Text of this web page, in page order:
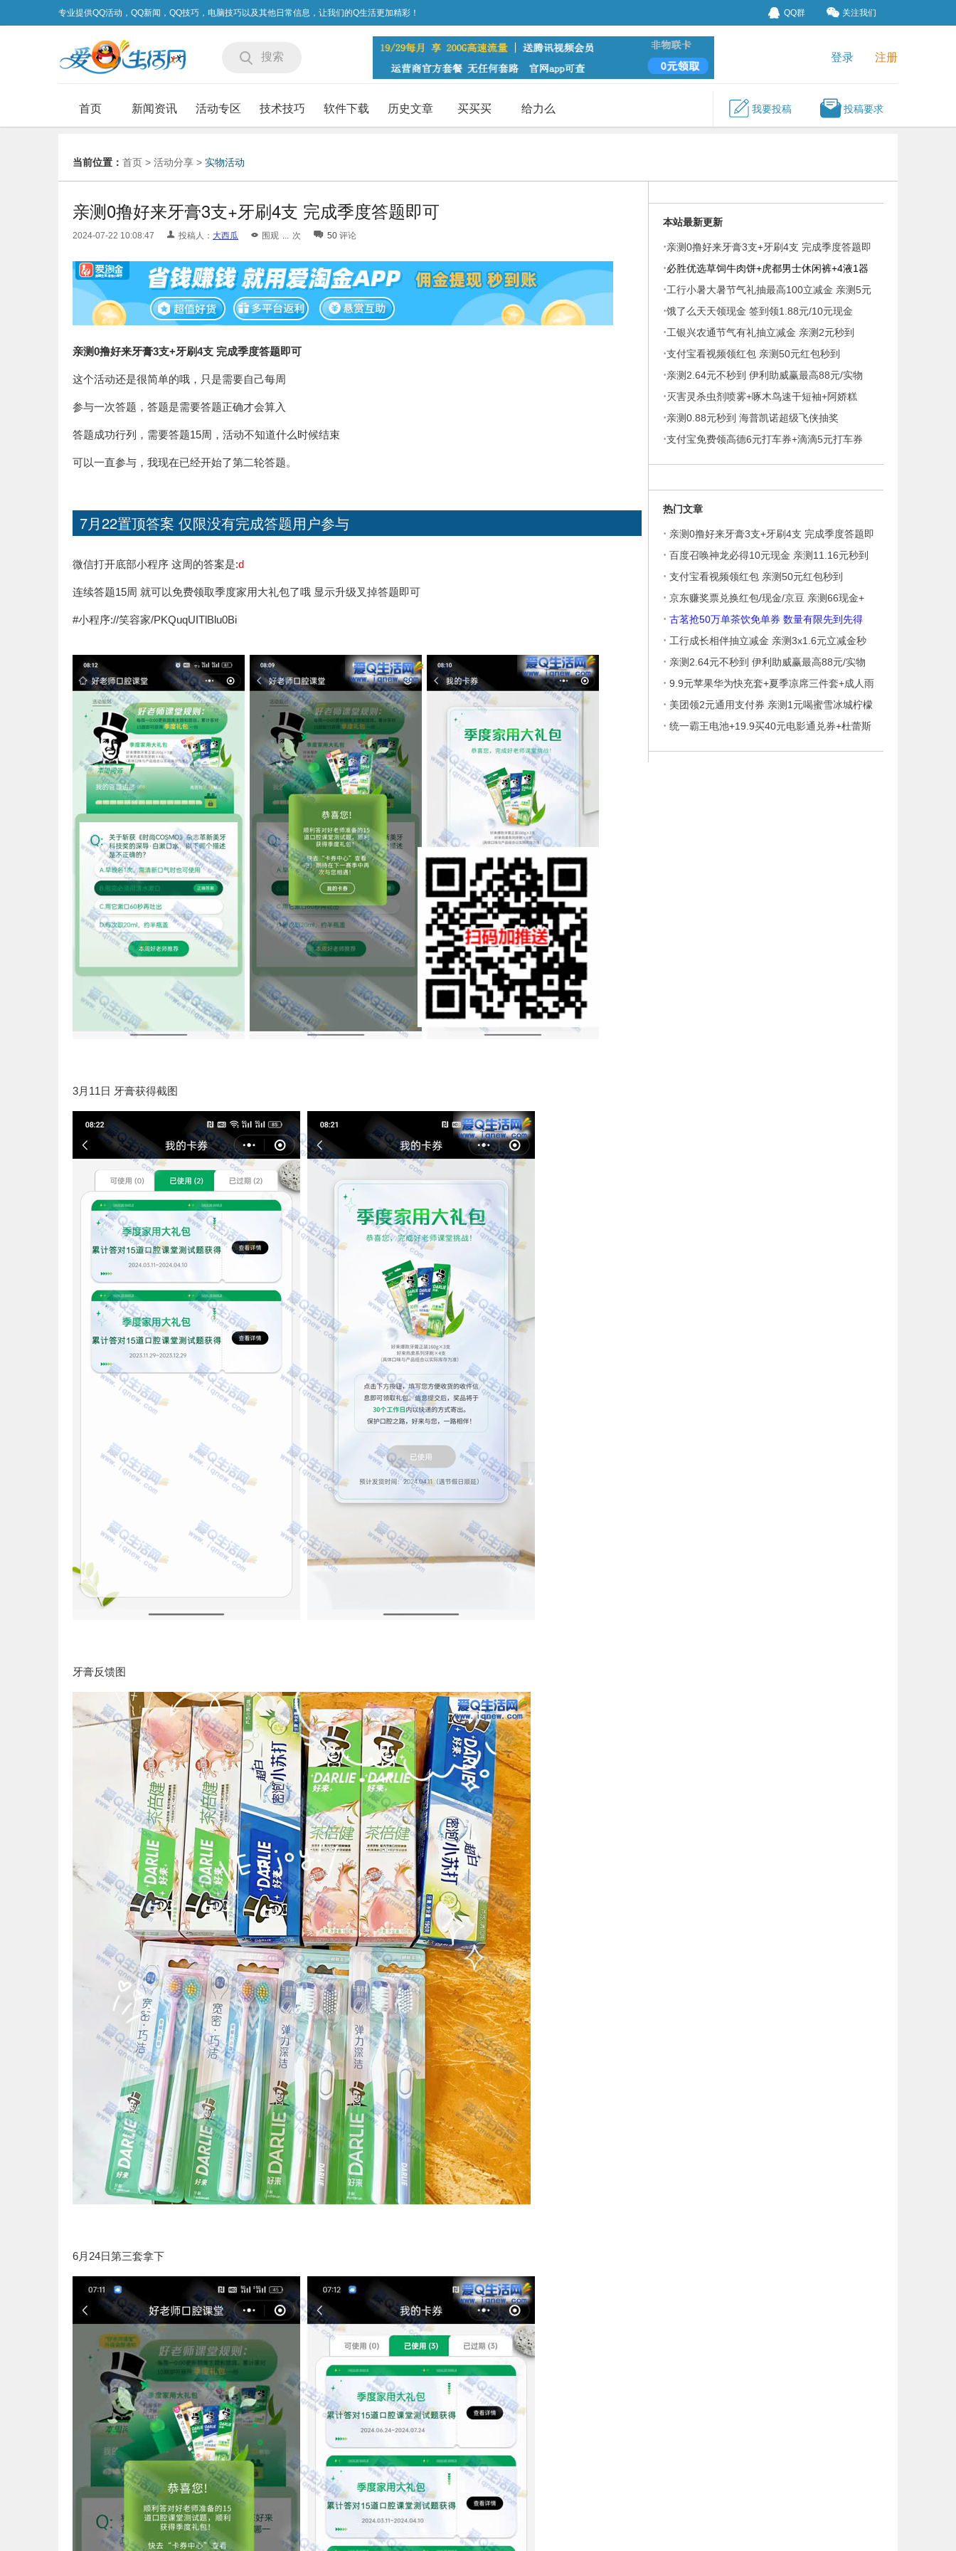
专业提供QQ活动，QQ新闻，QQ技巧，电脑技巧以及其他日常信息，让我们的Q生活更加精彩！ QQ群 关注我们
搜索 登录 注册
首页 新闻资讯 活动专区 技术技巧 软件下载 历史文章 买买买 给力么 我要投稿 投稿要求
当前位置： 首页 > 活动分享 > 实物活动
亲测0撸好来牙膏3支+牙刷4支 完成季度答题即可
2024-07-22 10:08:47 投稿人： 大西瓜 围观 ... 次 50 评论
亲测0撸好来牙膏3支+牙刷4支 完成季度答题即可
这个活动还是很简单的哦，只是需要自己每周
参与一次答题，答题是需要答题正确才会算入
答题成功行列，需要答题15周，活动不知道什么时候结束
可以一直参与，我现在已经开始了第二轮答题。
7月22置顶答案 仅限没有完成答题用户参与
微信打开底部小程序 这周的答案是:d
连续答题15周 就可以免费领取季度家用大礼包了哦 显示升级叉掉答题即可
#小程序://笑容家/PKQuqUITlBlu0Bi
3月11日 牙膏获得截图
牙膏反馈图
6月24日第三套拿下
本站最新更新
·亲测0撸好来牙膏3支+牙刷4支 完成季度答题即
可
·必胜优选草饲牛肉饼+虎都男士休闲裤+4液1器
蚊香液
·工行小暑大暑节气礼抽最高100立减金 亲测5元
秒到
·饿了么天天领现金 签到领1.88元/10元现金
·工银兴农通节气有礼抽立减金 亲测2元秒到
·支付宝看视频领红包 亲测50元红包秒到
·亲测2.64元不秒到 伊利助威赢最高88元/实物
·灭害灵杀虫剂喷雾+啄木鸟速干短袖+阿娇糕
29.9元12盒
·亲测0.88元秒到 海普凯诺超级飞侠抽奖
·支付宝免费领高德6元打车券+滴滴5元打车券
热门文章
· 亲测0撸好来牙膏3支+牙刷4支 完成季度答题即
· 百度召唤神龙必得10元现金 亲测11.16元秒到
· 支付宝看视频领红包 亲测50元红包秒到
· 京东赚奖票兑换红包/现金/京豆 亲测66现金+
· 古茗抢50万单茶饮免单券 数量有限先到先得
· 工行成长相伴抽立减金 亲测3x1.6元立减金秒
· 亲测2.64元不秒到 伊利助威赢最高88元/实物
· 9.9元苹果华为快充套+夏季凉席三件套+成人雨
· 美团领2元通用支付券 亲测1元喝蜜雪冰城柠檬
· 统一霸王电池+19.9买40元电影通兑券+杜蕾斯